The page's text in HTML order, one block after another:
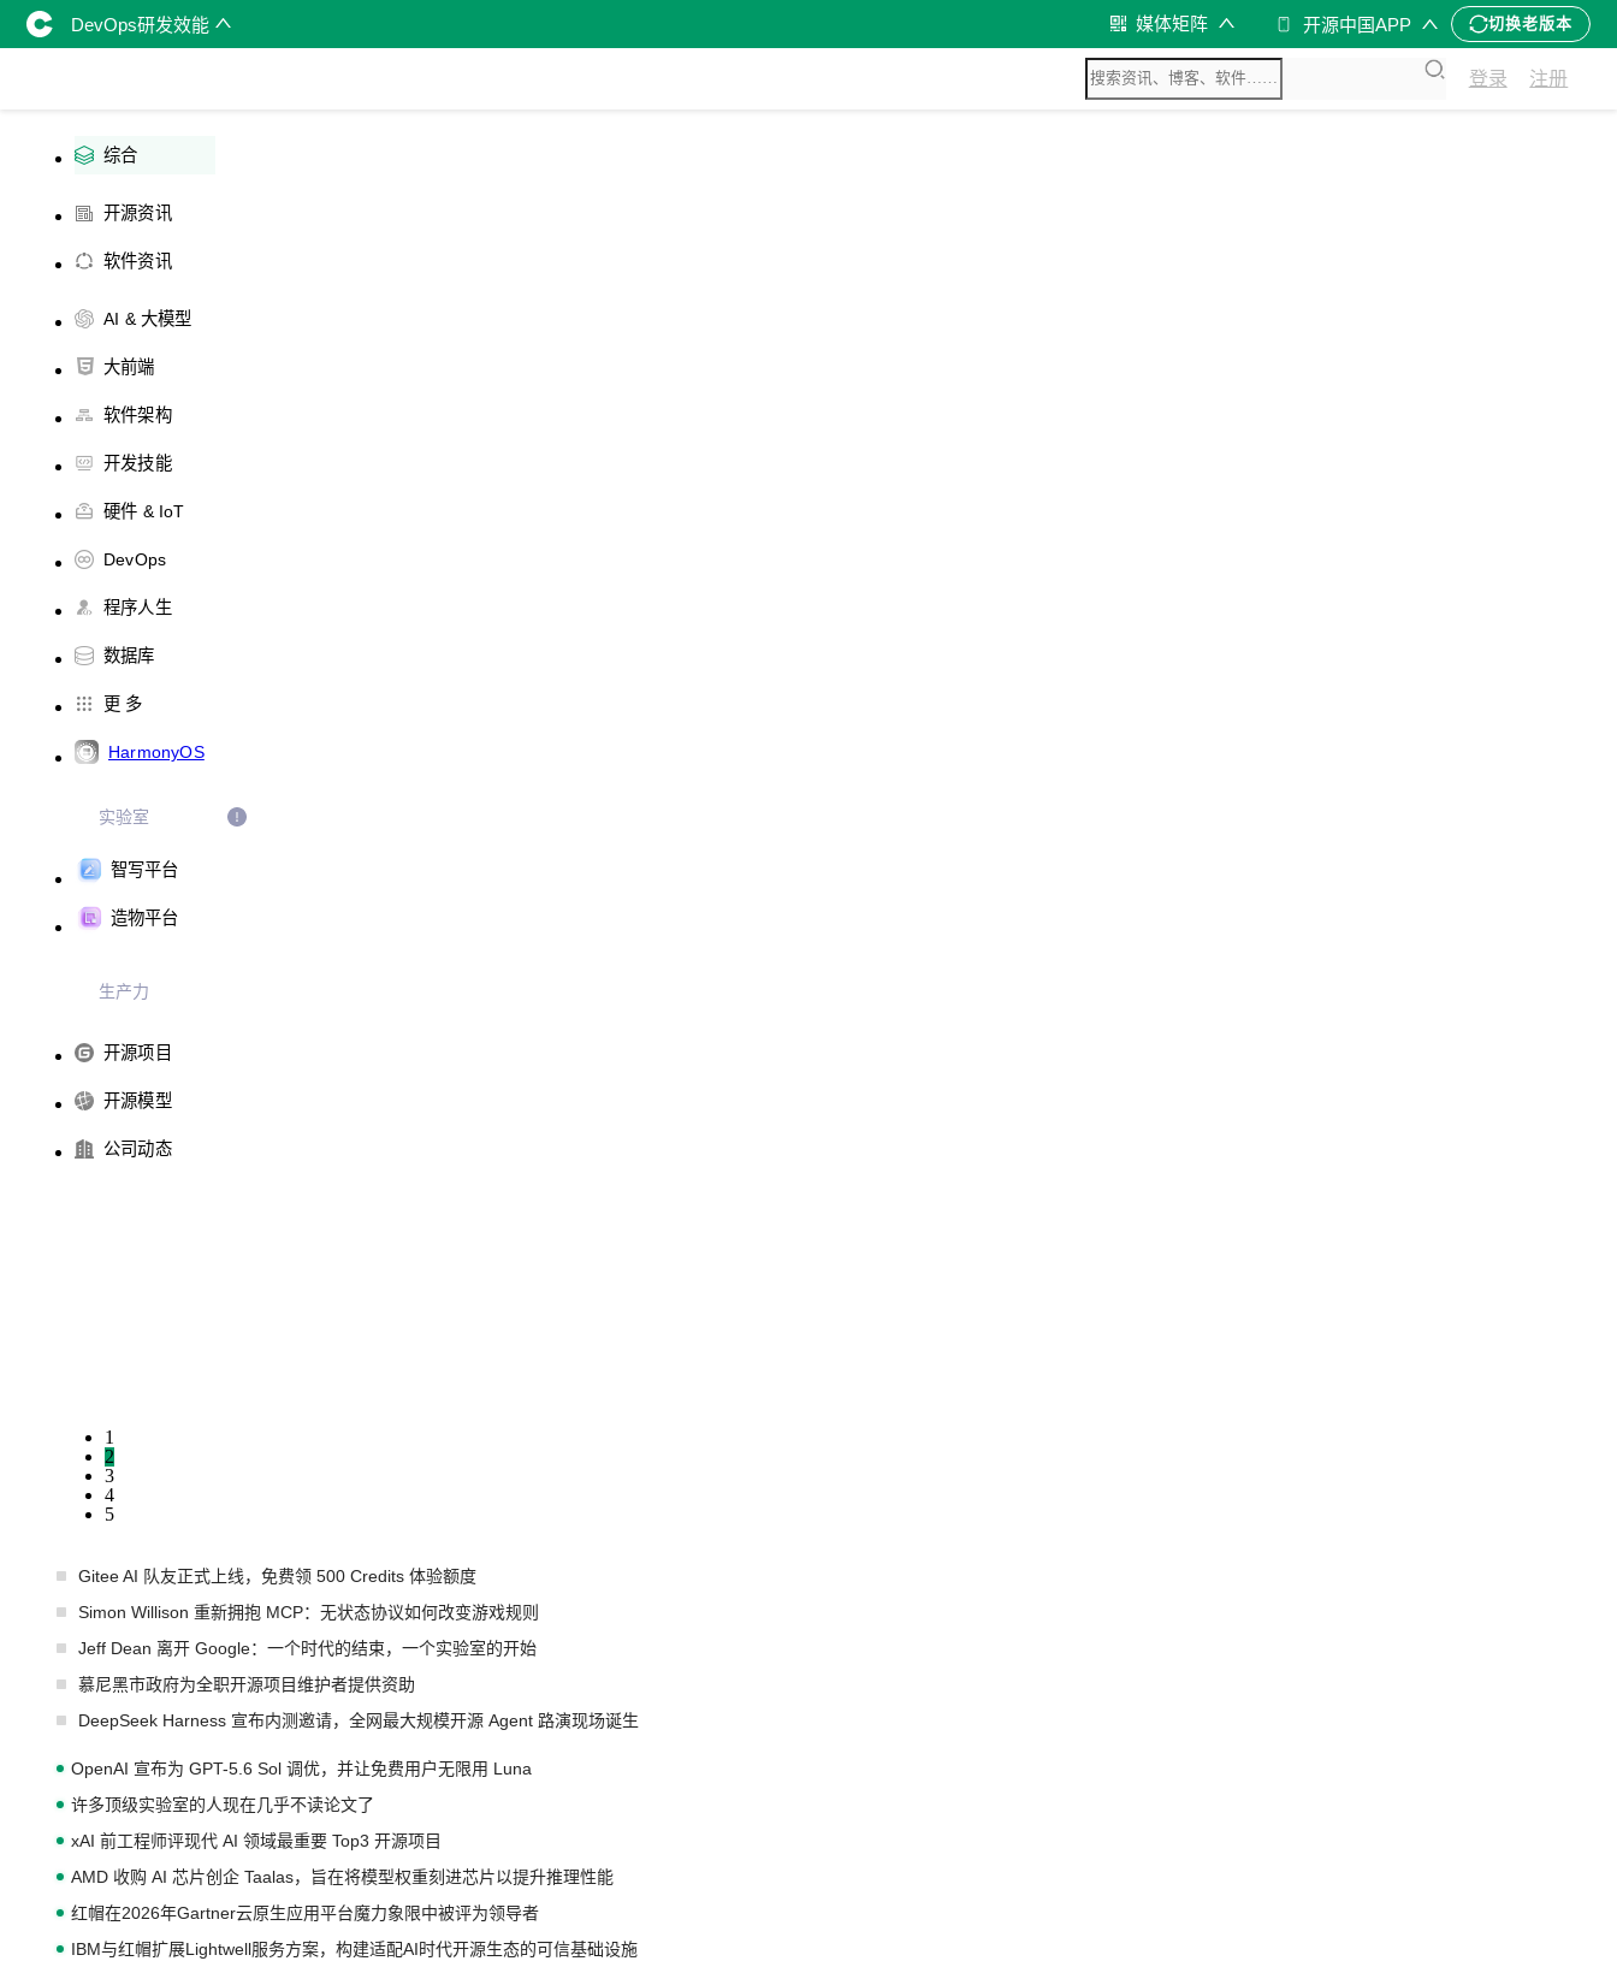
DevOps研发效能 媒体矩阵 开源中国APP 切换老版本
登录 注册
综合
开源资讯
软件资讯
AI & 大模型
大前端
软件架构
开发技能
硬件 & IoT
DevOps
程序人生
数据库
更 多
HarmonyOS
实验室
智写平台
造物平台
生产力
开源项目
开源模型
公司动态
1
2
3
4
5
Gitee AI 队友正式上线，免费领 500 Credits 体验额度
Simon Willison 重新拥抱 MCP：无状态协议如何改变游戏规则
Jeff Dean 离开 Google：一个时代的结束，一个实验室的开始
慕尼黑市政府为全职开源项目维护者提供资助
DeepSeek Harness 宣布内测邀请，全网最大规模开源 Agent 路演现场诞生
OpenAI 宣布为 GPT-5.6 Sol 调优，并让免费用户无限用 Luna
许多顶级实验室的人现在几乎不读论文了
xAI 前工程师评现代 AI 领域最重要 Top3 开源项目
AMD 收购 AI 芯片创企 Taalas，旨在将模型权重刻进芯片以提升推理性能
红帽在2026年Gartner云原生应用平台魔力象限中被评为领导者
IBM与红帽扩展Lightwell服务方案，构建适配AI时代开源生态的可信基础设施